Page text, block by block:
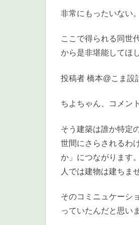
非常にもったいない。
ここで得られる同世
から是非堪能してほ
投稿者 橋本@こま設
ちよちゃん、コメン
そう建築は誰か特定
世間にさらされるわ
か」につながります
人では建物は建ちま
そのコミニュケーシ
っていたんだと思い